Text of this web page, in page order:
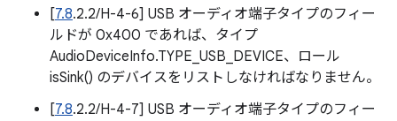
[7.8.2.2/H-4-6] USB オーディオ端子タイプのフィー
ルドが 0x400 であれば、タイプ
AudioDeviceInfo.TYPE_USB_DEVICE、ロール
isSink() のデバイスをリストしなければなりません。
[7.8.2.2/H-4-7] USB オーディオ端子タイプのフィー